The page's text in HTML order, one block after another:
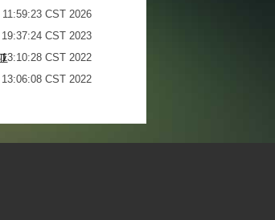
CST 2026
CST 2023
CST 2022
CST 2022